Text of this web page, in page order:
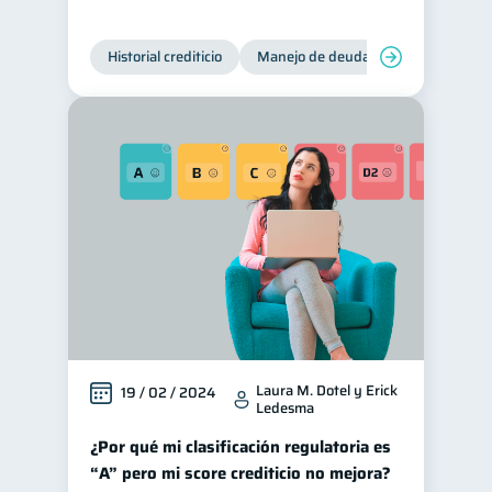
Historial crediticio Manejo de deudas
19 / 02 / 2024 Laura M. Dotel y Erick
Ledesma
¿Por qué mi clasificación regulatoria es
“A” pero mi score crediticio no mejora?